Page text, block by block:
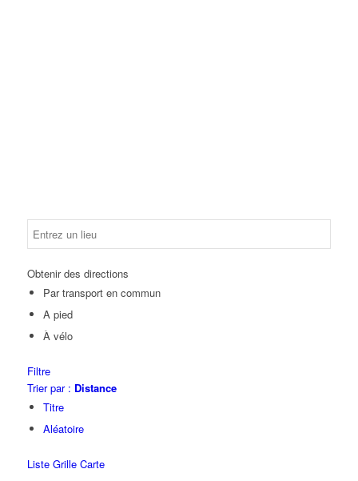
Obtenir des directions
Par transport en commun
A pied
À vélo
Filtre
Trier par : Distance
Titre
Aléatoire
Liste Grille Carte